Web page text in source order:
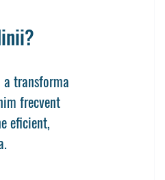
transforma
frecvent
eficient,